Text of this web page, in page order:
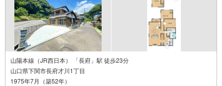
山陽本線（JR西日本） 「長府」駅 徒歩23分
山口県下関市長府才川1丁目
1975年7月（築52年）